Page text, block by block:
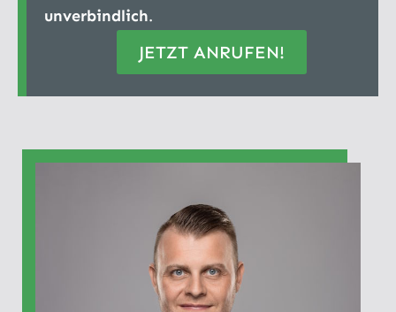
unverbindlich.
JETZT ANRUFEN!